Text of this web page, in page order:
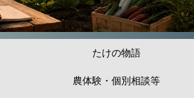
たけの物語
農体験・個別相談等